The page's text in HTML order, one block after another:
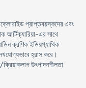
প্রাপ্তবয়স্কদের এবং
আর্টিক্যারিয়া-এর সাথে
ক্রণিক ইডিয়প্যাথিক
হ্রাস করে।
ক্রিয়াকলাপ উৎপাদনশীলতা